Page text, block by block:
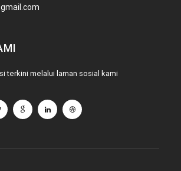
terkini melalui laman sosial kami